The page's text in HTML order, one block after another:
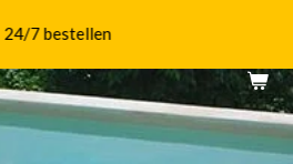
24/7 bestellen